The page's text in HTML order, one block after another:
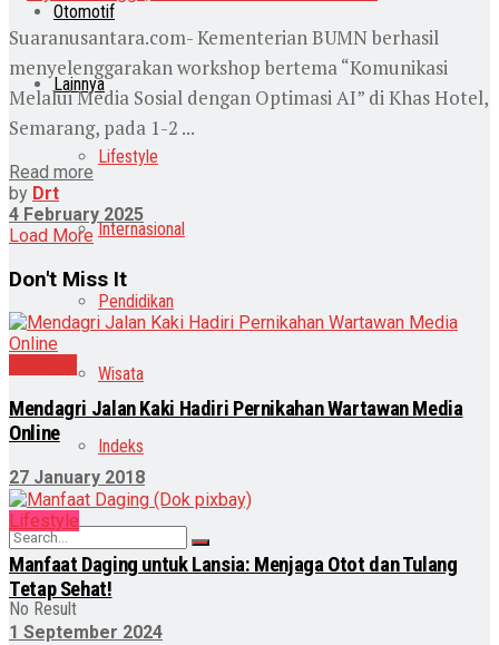
Otomotif
Lainnya
Lifestyle
Internasional
Pendidikan
Wisata
Indeks
No Result
Suaranusantara.com- Kementerian BUMN berhasil
menyelenggarakan workshop bertema “Komunikasi
Melalui Media Sosial dengan Optimasi AI” di Khas Hotel,
Semarang, pada 1-2 ...
Read more
by Drt
4 February 2025
Load More
Don't Miss It
Mendagri Jalan Kaki Hadiri Pernikahan Wartawan Media
Online
27 January 2018
Lifestyle
Manfaat Daging untuk Lansia: Menjaga Otot dan Tulang
Tetap Sehat!
1 September 2024